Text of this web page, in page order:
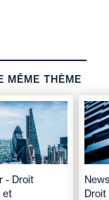
MÊME THÈME
- Droit
et
Droit